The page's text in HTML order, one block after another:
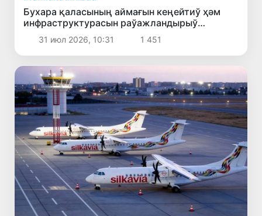
Бухара қаласының аймағын кеңейтиў ҳәм
инфраструктурасын раўажландырыў
бойынша бас реже тастыйықланды
31 июл 2026, 10:31 1 451